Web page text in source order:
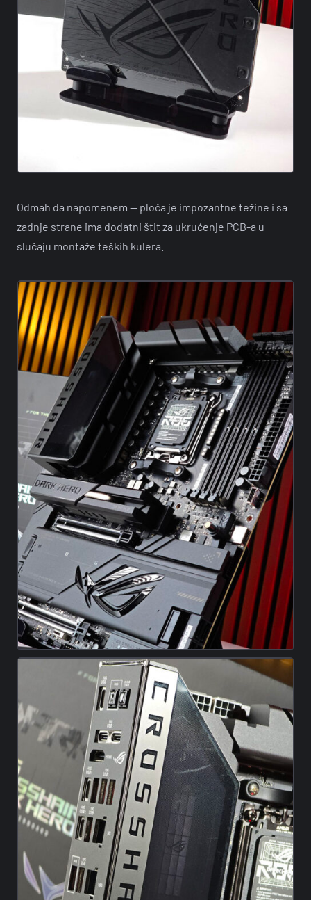
Odmah da napomenem — ploča je impozantne težine i sa
zadnje strane ima dodatni štit za ukrućenje PCB-a u
slučaju montaže teških kulera.